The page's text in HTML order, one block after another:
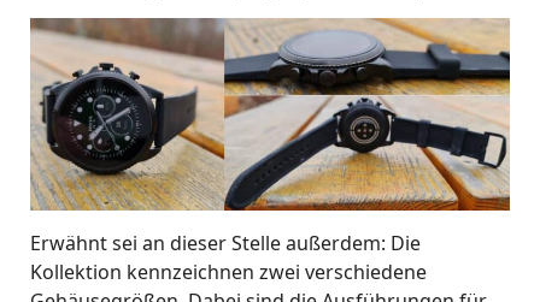
Erwähnt sei an dieser Stelle außerdem: Die
Kollektion kennzeichnen zwei verschiedene